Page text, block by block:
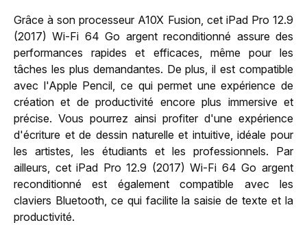
Grâce à son processeur A10X Fusion, cet iPad Pro 12.9
(2017) Wi-Fi 64 Go argent reconditionné assure des
performances rapides et efficaces, même pour les
tâches les plus demandantes. De plus, il est compatible
avec l'Apple Pencil, ce qui permet une expérience de
création et de productivité encore plus immersive et
précise. Vous pourrez ainsi profiter d'une expérience
d'écriture et de dessin naturelle et intuitive, idéale pour
les artistes, les étudiants et les professionnels. Par
ailleurs, cet iPad Pro 12.9 (2017) Wi-Fi 64 Go argent
reconditionné est également compatible avec les
claviers Bluetooth, ce qui facilite la saisie de texte et la
productivité.